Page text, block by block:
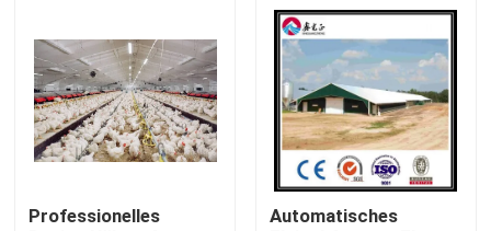
Über uns
Werksbesichtigung
Professionelles
Automatisches